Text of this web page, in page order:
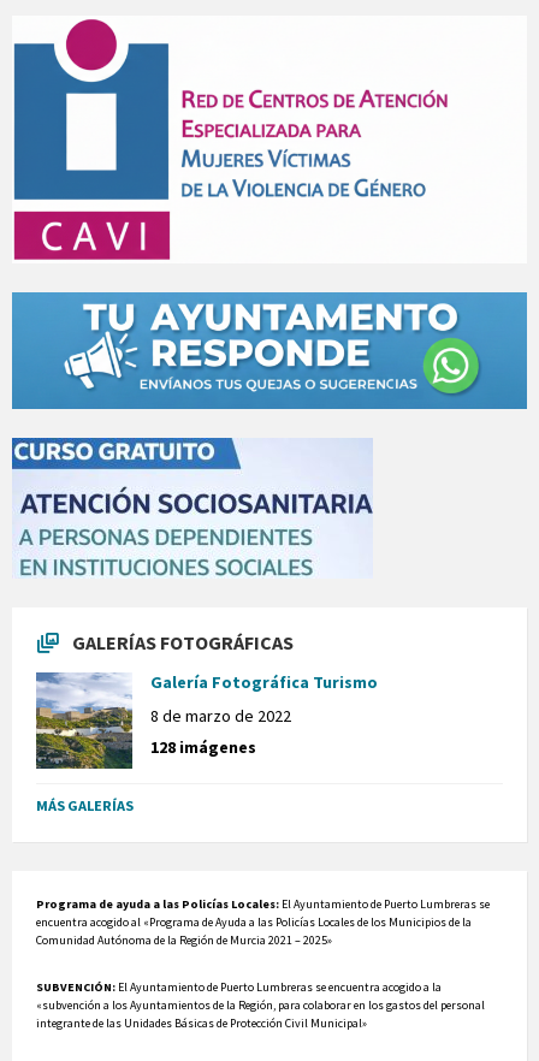
GALERÍAS FOTOGRÁFICAS
Galería Fotográfica Turismo
8 de marzo de 2022
128 imágenes
MÁS GALERÍAS
Programa de ayuda a las Policías Locales: El Ayuntamiento de Puerto Lumbreras se
encuentra acogido al «Programa de Ayuda a las Policías Locales de los Municipios de la
Comunidad Autónoma de la Región de Murcia 2021 – 2025»
SUBVENCIÓN: El Ayuntamiento de Puerto Lumbreras se encuentra acogido a la
«subvención a los Ayuntamientos de la Región, para colaborar en los gastos del personal
integrante de las Unidades Básicas de Protección Civil Municipal»